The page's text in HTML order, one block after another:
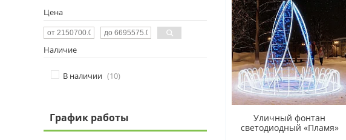
Уличный фонтан
светодиодный «Пламя»
Цена
Наличие
В наличии 10
График работы